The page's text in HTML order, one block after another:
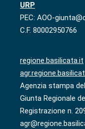
URP
PEC: AOO-
C.F. 80002950766
regione.basilicata.it
Agenzia stampa
Giunta Regionale
Registrazione n.